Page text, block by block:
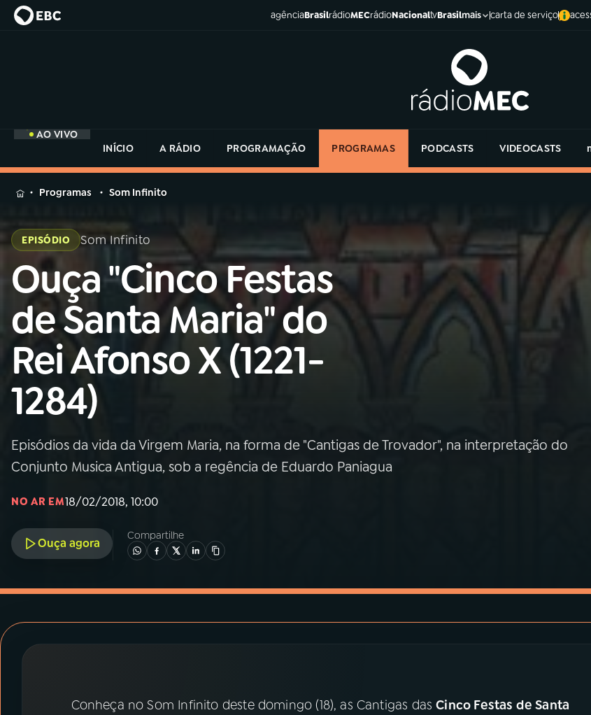
agênciaBrasilrádioMECrádioNacionaltvBrasilmais carta de serviço
AO VIVO
INÍCIO
A RÁDIO PROGRAMAÇÃO PROGRAMAS PODCASTS VIDEOCASTS
MENU
Buscar
na
Rádio
MEC
Buscar
Início
01 INÍCIO
02A RÁDIO
03PROGRAMAÇÃO
05 PODCASTS
na
Rádio
Programas Som Infinito
EPISÓDIO Som Infinito
Ouça "Cinco Festas
de Santa Maria" do
Rei Afonso X (1221-
1284)
Episódios da vida da Virgem Maria, na forma de "Cantigas de Trovador", na interpretação do
Conjunto Musica Antigua, sob a regência de Eduardo Paniagua
NO AR EM18/02/2018, 10:00
Ouça agora
Compartilhe
Conheça no Som Infinito deste domingo (18), as Cantigas dasCinco Festas de Santa